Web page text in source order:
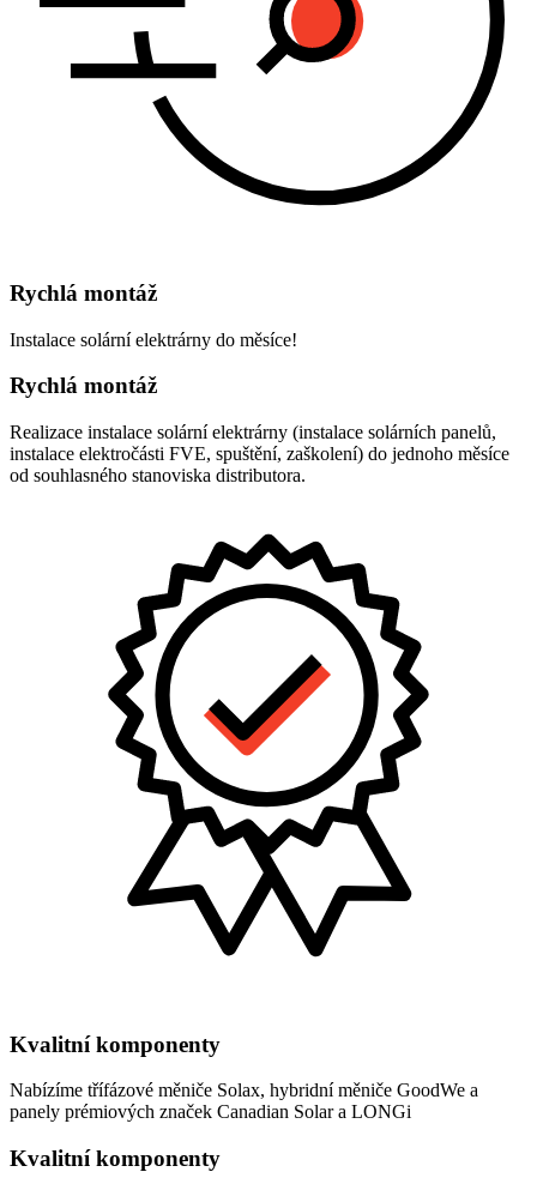
Rychlá montáž
Instalace solární elektrárny do měsíce!
Rychlá montáž
Realizace instalace solární elektrárny (instalace solárních panelů,
instalace elektročásti FVE, spuštění, zaškolení) do jednoho měsíce
od souhlasného stanoviska distributora.
Kvalitní komponenty
Nabízíme třífázové měniče Solax, hybridní měniče GoodWe a
panely prémiových značek Canadian Solar a LONGi
Kvalitní komponenty